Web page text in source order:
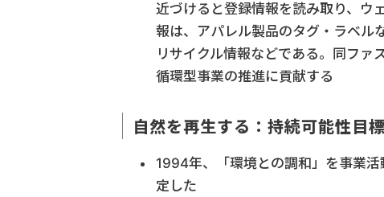
近づけると登録情報を読み取り、ウ
報は、アパレル製品のタグ・ラベル
リサイクル情報などである。同ファ
循環型事業の推進に貢献する
自然を再生する：持続可能性目
1994年、「環境との調和」を事業
定した